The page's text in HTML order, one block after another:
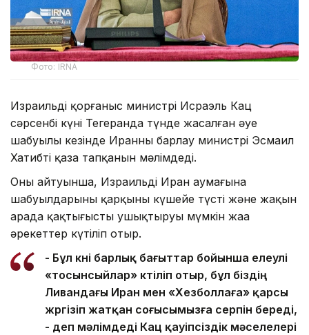
Фото: IRNA
Израильдің қорғаныс министрі Исраэль Кац
сәрсенбі күні Тегеранда түнде жасалған әуе
шабуылы кезінде Иранның барлау министрі Эсмаил
Хатибтің қаза тапқанын мәлімдеді.
Оның айтуынша, Израильдің Иран аумағына
шабуылдарының қарқыны күшейе түсті және жақын
арада қақтығысты ушықтыруы мүмкін жаңа
әрекеттер күтіліп отыр.
- Бұл күні барлық бағыттар бойынша елеулі
«тосынсыйлар» күтіліп отыр, бұл біздің
Ливандағы Иран мен «Хезболлаға» қарсы
жүргізіп жатқан соғысымызға серпін береді,
- деп мәлімдеді Кац қауіпсіздік мәселелері